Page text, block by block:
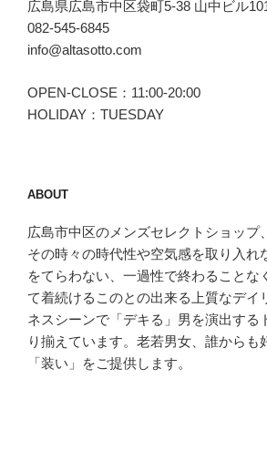
の
広島県広島市中区袋町5-38 山中ビル
082-545-6845
info@altasotto.com
OPEN-CLOSE：11:00-20:00
HOLIDAY：TUESDAY
ABOUT
広島市中区のメンズセレクトショップ
その時々の時代性や空気感を取り入れ
をてらわない、一過性で終わることな
て着続けるこのとの出来る上質なデイ
ネスシーンで「デキる」男を演出する
り揃えています。老若男女、誰からも
「装い」をご提供します。